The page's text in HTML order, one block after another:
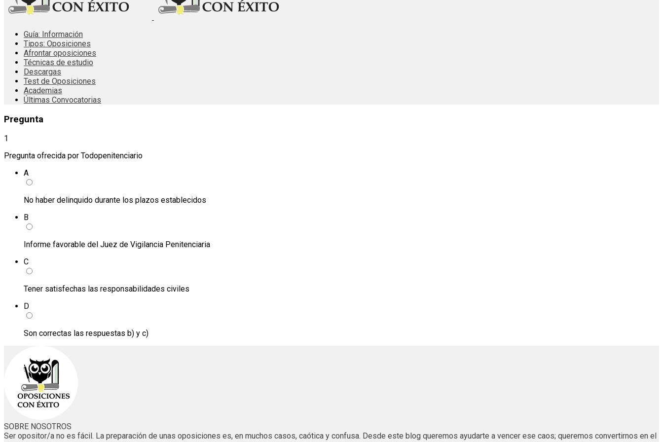
Guía: Información
Tipos: Oposiciones
Afrontar oposiciones
Técnicas de estudio
Descargas
Test de Oposiciones
Academias
Últimas Convocatorias
Pregunta
1
Pregunta ofrecida por Todopenitenciario
A
No haber delinquido durante los plazos establecidos
B
Informe favorable del Juez de Vigilancia Penitenciaria
C
Tener satisfechas las responsabilidades civiles
D
Son correctas las respuestas b) y c)
SOBRE NOSOTROS
Ser opositor/a no es fácil. La preparación de unas oposiciones es, en muchos casos, caótica y confusa. Desde este blog queremos ayudarte a vencer ese caos; queremos convertirnos en el